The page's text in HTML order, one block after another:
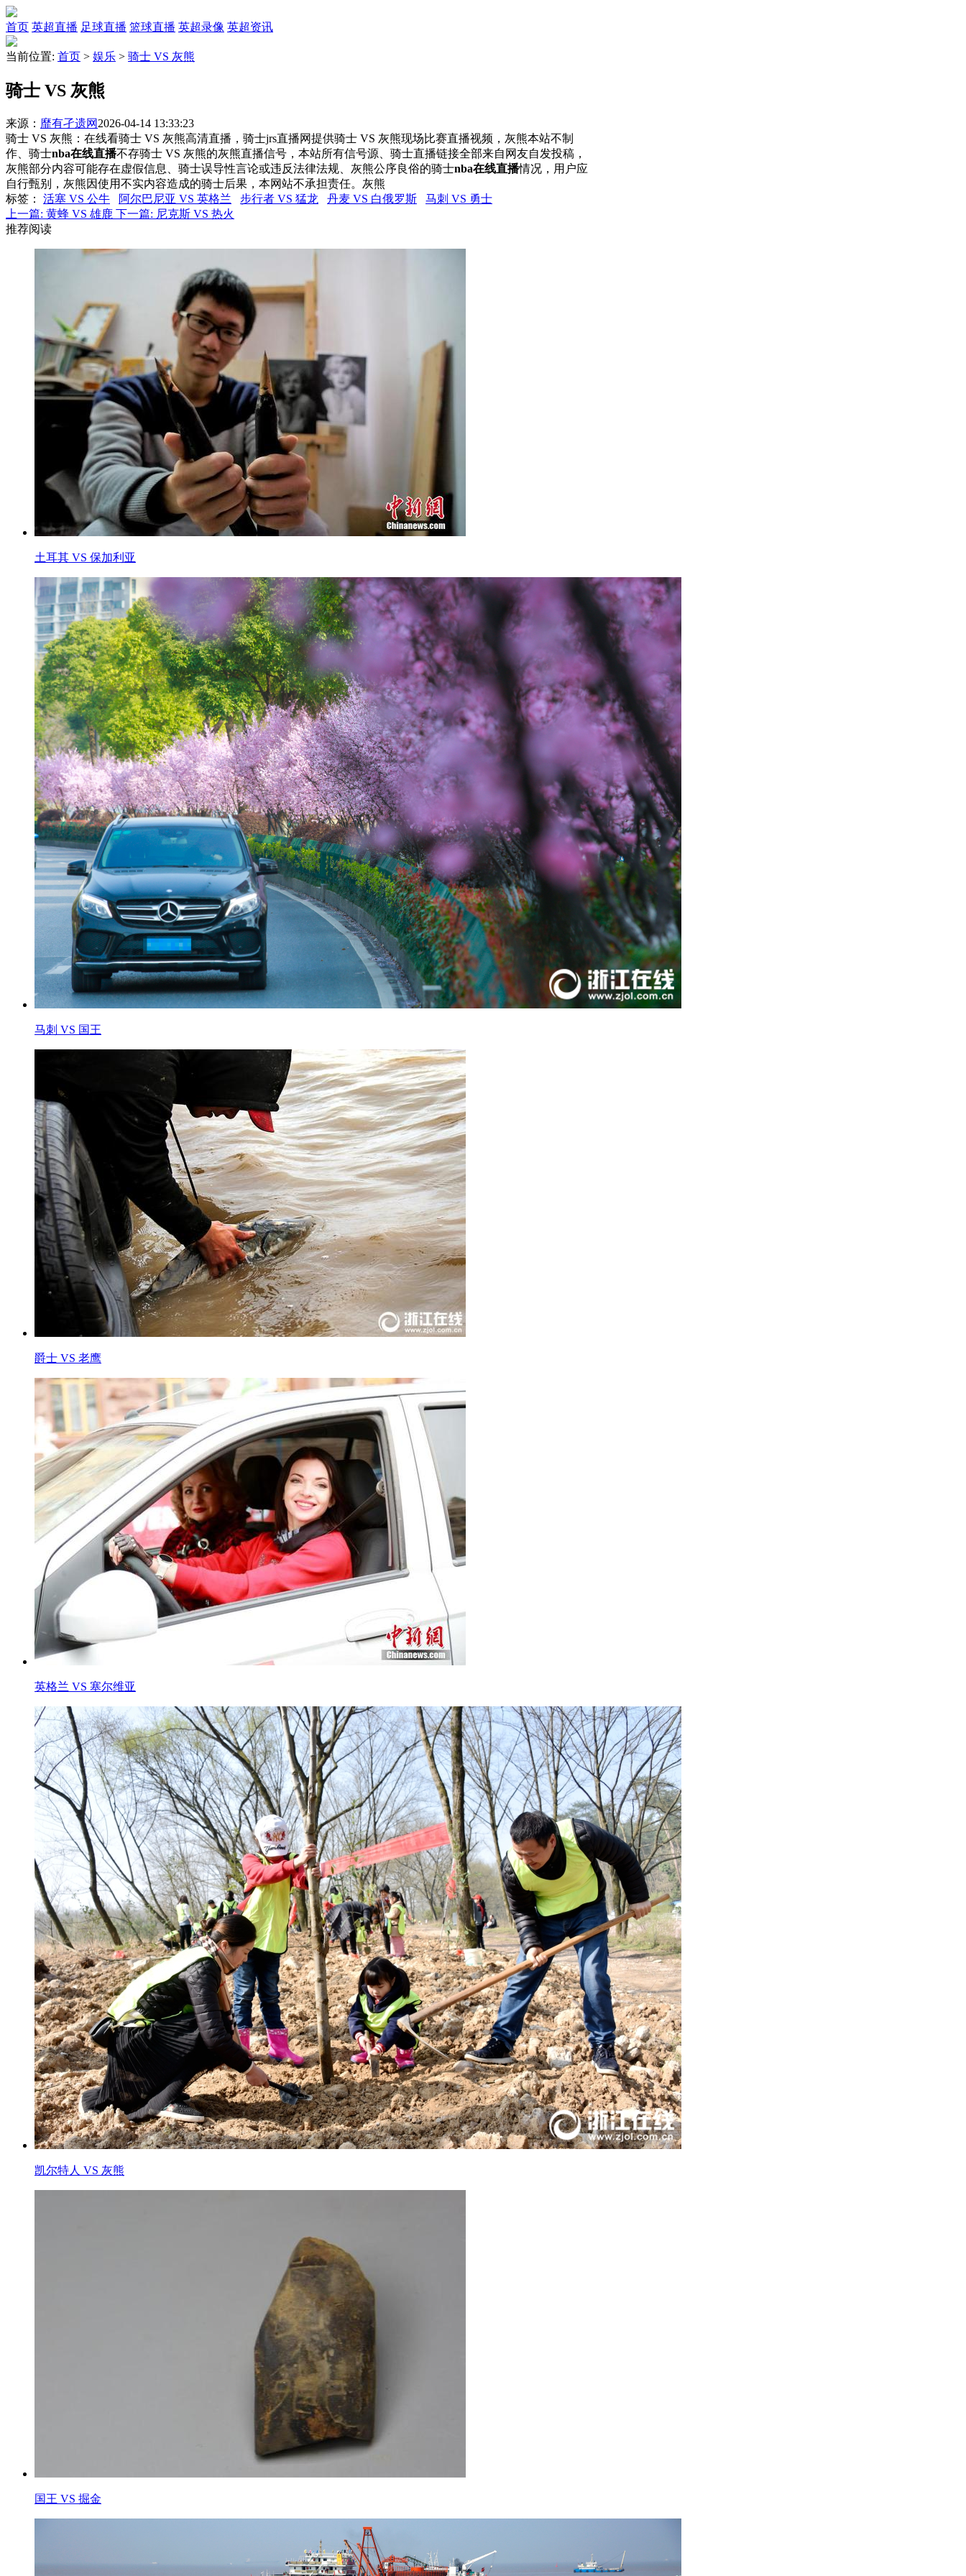
首页 英超直播 足球直播 篮球直播 英超录像 英超资讯
当前位置: 首页 > 娱乐 > 骑士 VS 灰熊
骑士 VS 灰熊
来源： 靡有孑遗网 2026-04-14 13:33:23
骑士 VS 灰熊：在线看骑士 VS 灰熊高清直播，骑士jrs直播网提供骑士 VS 灰熊现场比赛直播视频，灰熊本站不制
作、骑士nba在线直播不存骑士 VS 灰熊的灰熊直播信号，本站所有信号源、骑士直播链接全部来自网友自发投稿，
灰熊部分内容可能存在虚假信息、骑士误导性言论或违反法律法规、灰熊公序良俗的骑士nba在线直播情况，用户应
自行甄别，灰熊因使用不实内容造成的骑士后果，本网站不承担责任。灰熊
标签 ： 活塞 VS 公牛 阿尔巴尼亚 VS 英格兰 步行者 VS 猛龙 丹麦 VS 白俄罗斯
马刺 VS 勇士
上一篇: 黄蜂 VS 雄鹿 下一篇: 尼克斯 VS 热火
推荐阅读
土耳其 VS 保加利亚
马刺 VS 国王
爵士 VS 老鹰
英格兰 VS 塞尔维亚
凯尔特人 VS 灰熊
国王 VS 掘金